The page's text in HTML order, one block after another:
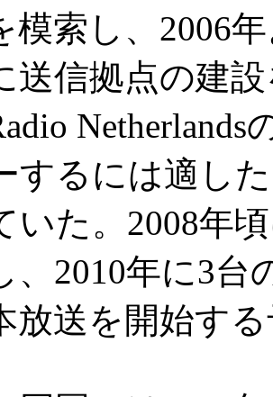
模索し、2006
送信拠点の建
するには適し
いた。2008年
、2010年に3台
放送を開始す